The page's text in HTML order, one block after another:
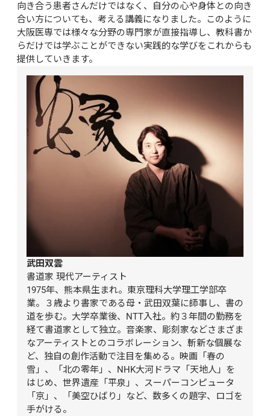
向き合う患者さんだけではなく、自分の心や身体との向き
合い方についても、考える講義になりました。このように
大阪医専では様々な分野の専門家が直接指導し、教科書か
らだけでは学ぶことができない実践的な学びをこれからも
提供していきます。
武田双雲
書道家 現代アーティスト
1975年、熊本県生まれ。東京理科大学理工学部卒
業。３歳より書家である母・武田双葉に師事し、書の
道を歩む。大学卒業後、NTT入社。約３年間の勤務を
経て書道家として独立。音楽家、彫刻家などさまざま
なアーティストとのコラボレーション、斬新な個展な
ど、独自の創作活動で注目を集める。映画「春の
雪」、「北の零年」、NHK大河ドラマ「天地人」を
はじめ、世界遺産「平泉」、スーパーコンピュータ
「京」、「美空ひばり」など、数多くの題字、ロゴを
手がける。